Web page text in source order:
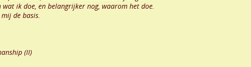
ik doe, en belangrijker nog, waarom het doe.
de basis.
(II)